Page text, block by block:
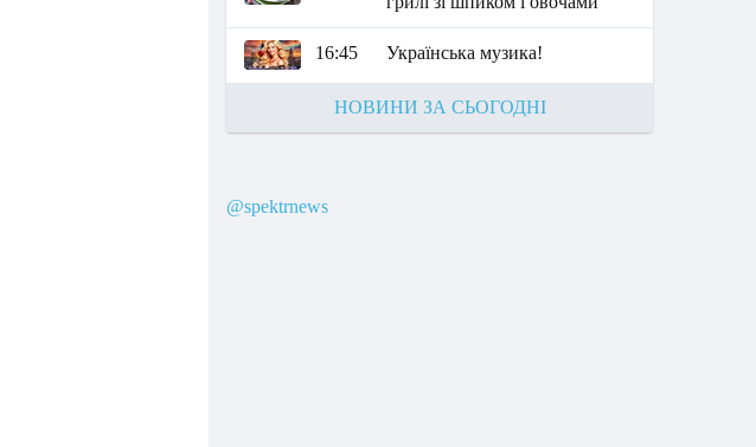
16:45 Українська музика!
НОВИНИ ЗА СЬОГОДНІ
@spektrnews